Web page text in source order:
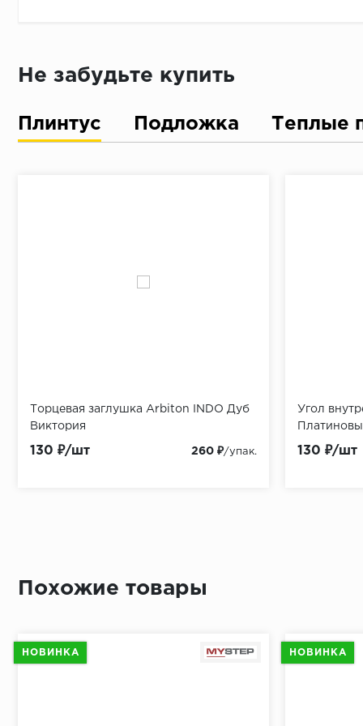
Не забудьте купить
Плинтус Подложка Теплые
Торцевая заглушка Arbiton INDO Дуб
Виктория
130 ₽/шт 260 ₽/упак.
Угол
130 ₽/шт
Подложка Изолон 2 мм
35 ₽/м2
Подложка-
95 ₽/м2
Пленка Alpine Floor
гидропароизоляционная blue 200 mic
134 ₽/м2 1 340 ₽/упак.
mic
85 ₽/м2
Пороги Arbiton Дуб Темный
549 ₽/шт
Скотч
STOP
120 ₽/шт
Похожие товары
НОВИНКА НОВИНКА